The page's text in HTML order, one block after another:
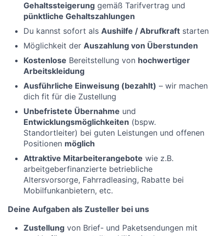
Gehaltssteigerung gemäß Tarifvertrag und
pünktliche Gehaltszahlungen
Du kannst sofort als Aushilfe / Abrufkraft starten
Möglichkeit der Auszahlung von Überstunden
Kostenlose Bereitstellung von hochwertiger
Arbeitskleidung
Ausführliche Einweisung (bezahlt) – wir machen
dich fit für die Zustellung
Unbefristete Übernahme und
Entwicklungsmöglichkeiten (bspw.
Standortleiter) bei guten Leistungen und offenen
Positionen möglich
Attraktive Mitarbeiterangebote wie z.B.
arbeitgeberfinanzierte betriebliche
Altersvorsorge, Fahrradleasing, Rabatte bei
Mobilfunkanbietern, etc.
Deine Aufgaben als Zusteller bei uns
Zustellung von Brief- und Paketsendungen mit